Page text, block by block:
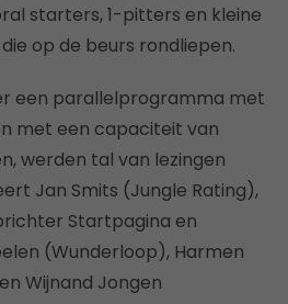
starters, 1-pitters en kleine
op de beurs rondliepen.
een parallelprogramma met
met een capaciteit van
werden tal van lezingen
Jan Smits (Jungle Rating),
Startpagina en
(Wunderloop), Harmen
Wijnand Jongen